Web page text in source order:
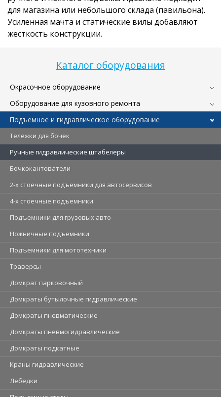
Каталог оборудования
Окрасочное оборудование
Оборудование для кузовного ремонта
Подъемное и гидравлическое оборудование
Тележки для бочек
Ручные гидравлические штабелеры
Бочкокантователи
2-х стоечные подъемники для автосервисов
4-х стоечные подъемники
Подъемники для грузовых авто
Ножничные подъемники
Подъемники для мототехники
Траверсы
Домкрат парковочный
Домкраты бутылочные гидравлические
Домкраты пневматические
Домкраты пневмогидравлические
Домкраты подкатные
Краны гидравлические
Лебедки
для магазина или небольшого склада (павильона).
Усиленная мачта и статические вилы добавляют
жесткость конструкции.